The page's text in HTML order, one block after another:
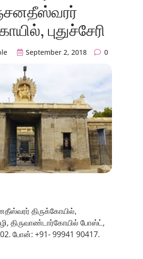
புதுச்சேரி
September 2, 2018 0
திருக்கோயில்,
திருவாண்டார்கோயில் போஸ்ட்,
102. போன்: +91- 99941 90417.